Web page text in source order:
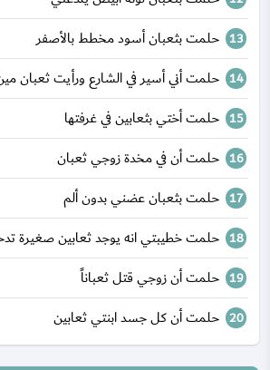
حلمت بثعبان أسود مخطط بالأصفر
حلمت أني أسير في الشارع ورأيت ثعبان
حلمت أختي بثعابين في غرفتها
حلمت أن في مخدة زوجي ثعبان
حلمت بثعبان عضني بدون ألم
حلمت خطيبتي انه يوجد ثعابين صغيرة
حلمت أن زوجي قتل ثعباناً
حلمت أن كل جسد ابنتي ثعابين